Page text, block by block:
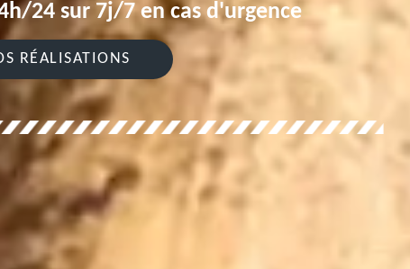
24 sur 7j/7 en cas d'urgence
RÉALISATIONS